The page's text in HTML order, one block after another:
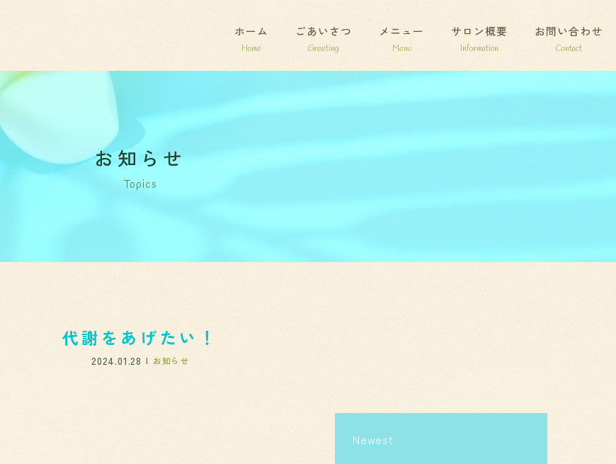
ホーム ごあいさつ メニュー サロン概要 お問い合わせ
お知らせ
Topics
代謝をあげたい！
2024.01.28 お知らせ
Newest